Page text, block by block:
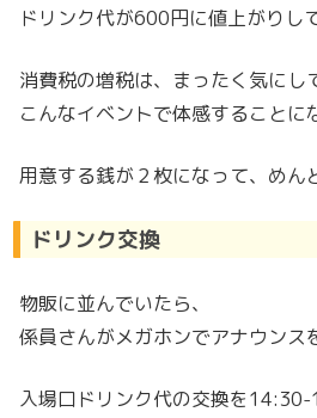
ドリンク代が600円に値上がりし
消費税の増税は、まったく気にし
こんなイベントで体感することに
用意する銭が２枚になって、めん
ドリンク交換
物販に並んでいたら、
係員さんがメガホンでアナウンス
入場口ドリンク代の交換を